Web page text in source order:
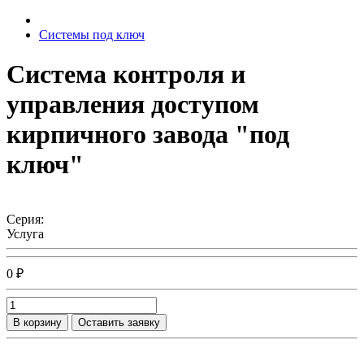
Системы под ключ
Система контроля и
управления доступом
кирпичного завода "под
ключ"
Серия:
Услуга
0 ₽
В корзину Оставить заявку